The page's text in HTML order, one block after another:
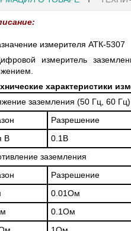
KEYSIGHT
СЕРИИ UXR
измерителя АТК-5307
измеритель
характеристики
заземления (50 Гц, 60 Гц)
Разрешение
В
0.1В
заземления
Разрешение
0.01Ом
0.1Ом